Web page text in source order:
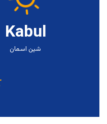
Kabul
شین اسمان